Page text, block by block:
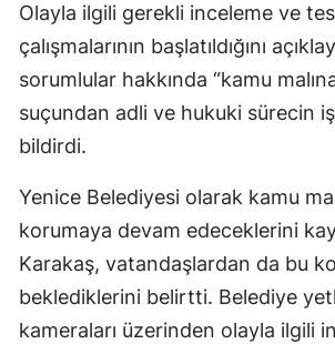
Olayla ilgili gerekli inceleme ve
çalışmalarının başlatıldığını
sorumlular hakkında “kamu
suçundan adli ve hukuki sürecin
bildirdi.
Yenice Belediyesi olarak kamu
korumaya devam edeceklerini
Karakaş, vatandaşlardan da bu
beklediklerini belirtti. Belediye
kameraları üzerinden olayla ilgili